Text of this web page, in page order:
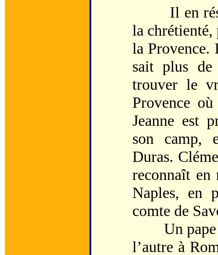
Il en
la chrétienté,
la Provence.
sait plus
trouver le
Provence
Jeanne est
son camp,
Duras.
reconnaît en
Naples, en
comte de
Un pape
l’autre à